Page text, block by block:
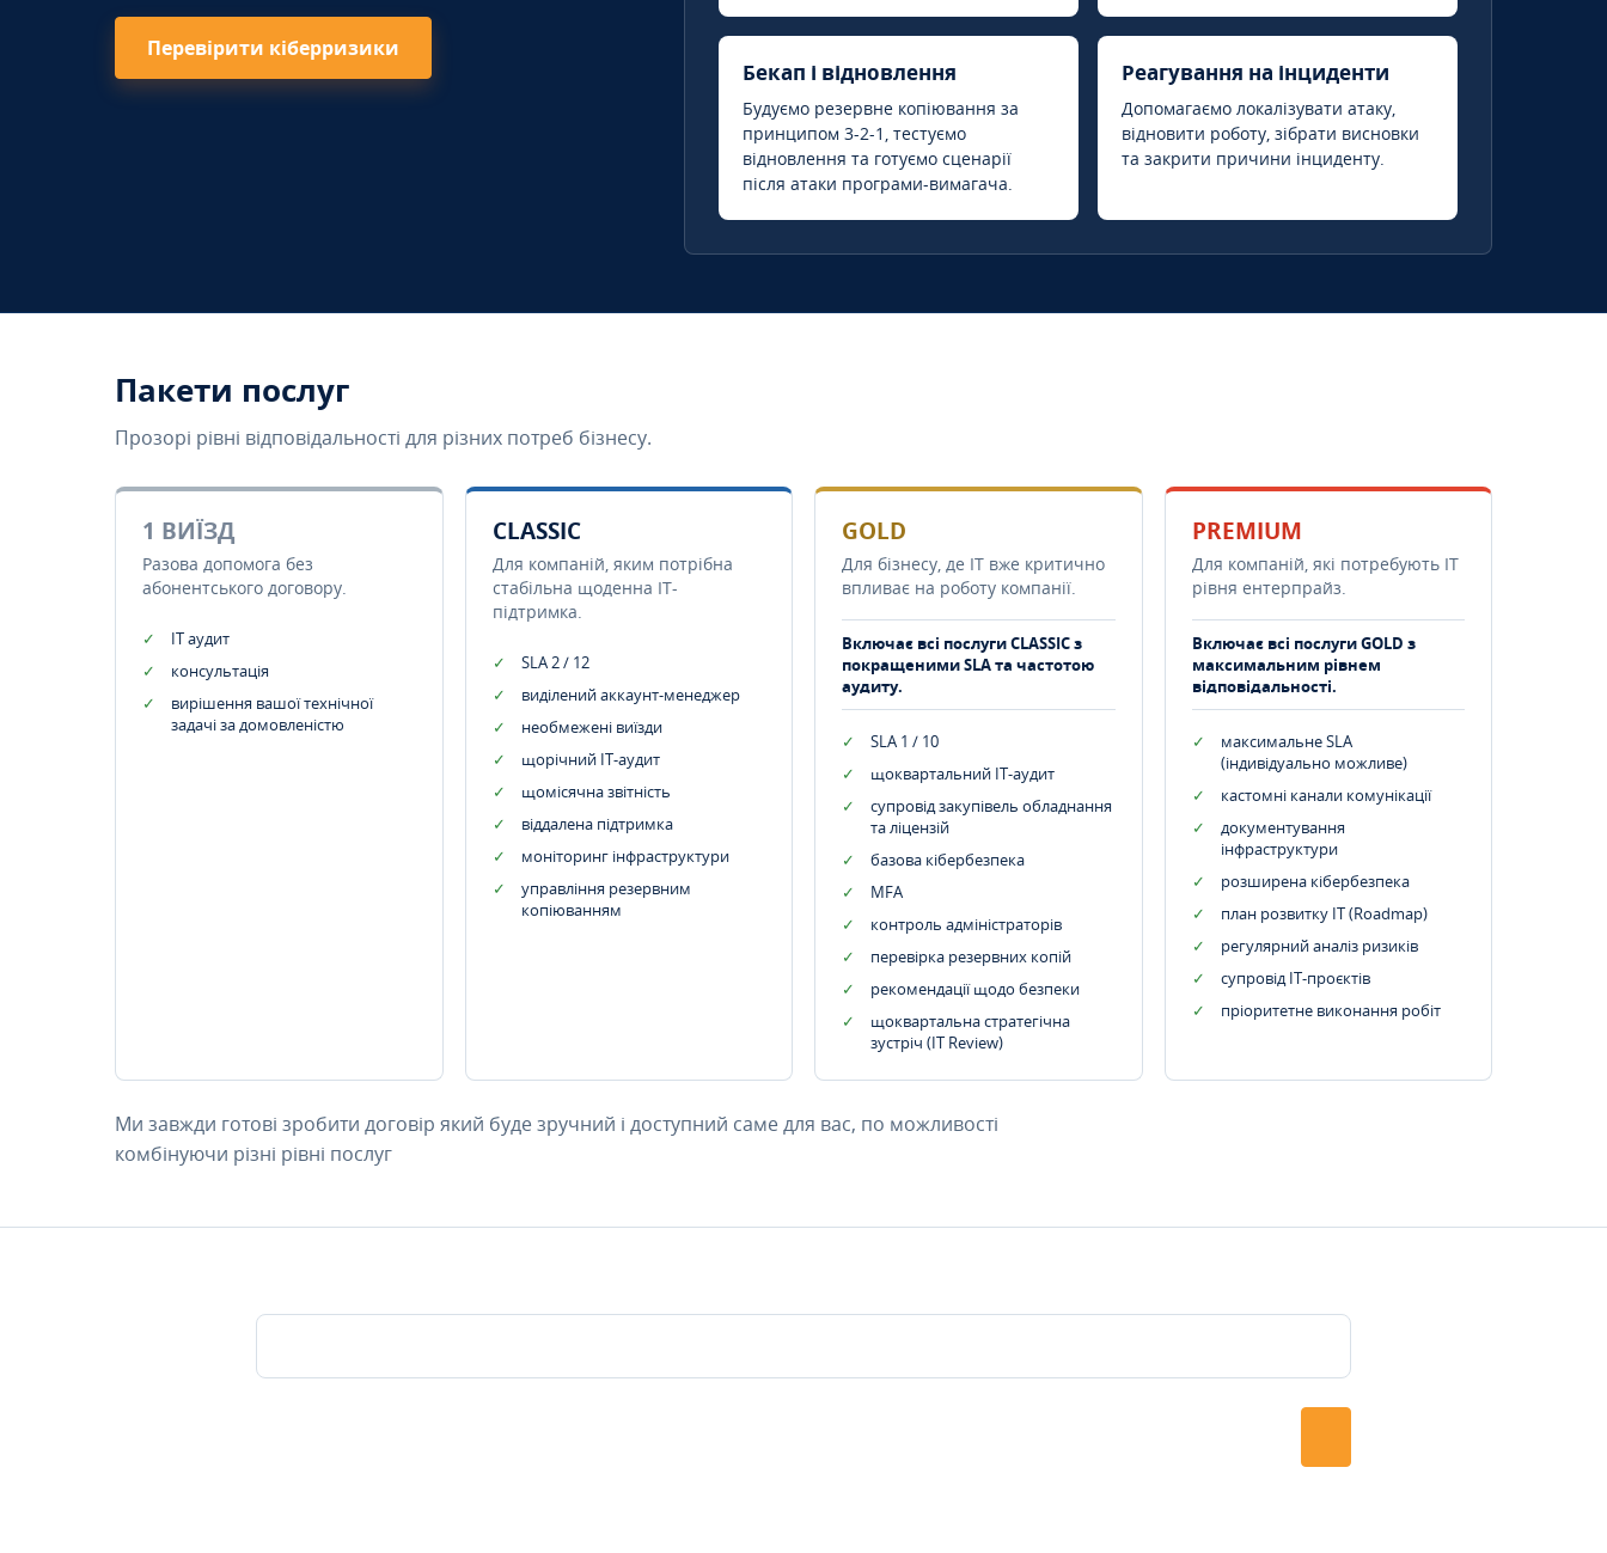
Перевірити кіберризики
Бекап і відновлення
Будуємо резервне копіювання за
принципом 3-2-1, тестуємо
відновлення та готуємо сценарії
після атаки програми-вимагача.
Реагування на інциденти
Допомагаємо локалізувати атаку,
відновити роботу, зібрати висновки
та закрити причини інциденту.
Пакети послуг
Прозорі рівні відповідальності для різних потреб бізнесу.
1 ВИЇЗД
Разова допомога без
абонентського договору.
IT аудит
консультація
вирішення вашої технічної
задачі за домовленістю
CLASSIC
Для компаній, яким потрібна
стабільна щоденна IT-
підтримка.
SLA 2 / 12
виділений аккаунт-менеджер
необмежені виїзди
щорічний IT-аудит
щомісячна звітність
віддалена підтримка
моніторинг інфраструктури
управління резервним
копіюванням
GOLD
Для бізнесу, де IT вже критично
впливає на роботу компанії.
Включає всі послуги CLASSIC з
покращеними SLA та частотою
аудиту.
SLA 1 / 10
щоквартальний IT-аудит
супровід закупівель обладнання
та ліцензій
базова кібербезпека
MFA
контроль адміністраторів
перевірка резервних копій
рекомендації щодо безпеки
щоквартальна стратегічна
зустріч (IT Review)
PREMIUM
Для компаній, які потребують ІТ
рівня ентерпрайз.
Включає всі послуги GOLD з
максимальним рівнем
відповідальності.
максимальне SLA
(індивідуально можливе)
кастомні канали комунікації
документування
інфраструктури
розширена кібербезпека
план розвитку IT (Roadmap)
регулярний аналіз ризиків
супровід ІТ-проєктів
пріоритетне виконання робіт
Ми завжди готові зробити договір який буде зручний і доступний саме для вас, по можливості
комбінуючи різні рівні послуг